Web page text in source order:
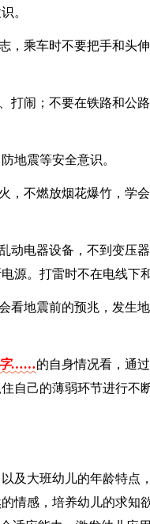
。
，乘车时不要把手和头
打闹；不要在铁路和公
地震等安全意识。
，不燃放烟花爆竹，学
动电器设备，不到变压
源。打雷时不在电线下
看地震前的预兆，发生
字……的自身情况看，通
自己的薄弱环节进行不
及大班幼儿的年龄特点
情感，培养幼儿的求知